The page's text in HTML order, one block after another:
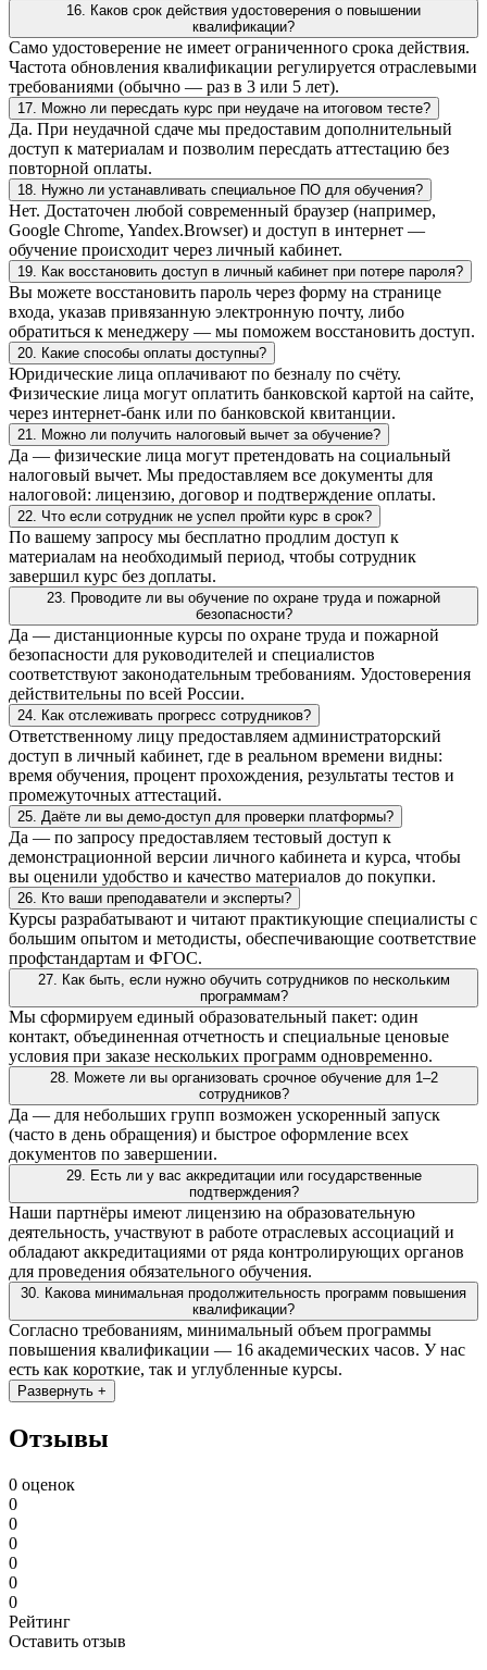
16. Каков срок действия удостоверения о повышении
квалификации?
Само удостоверение не имеет ограниченного срока действия.
Частота обновления квалификации регулируется отраслевыми
требованиями (обычно — раз в 3 или 5 лет).
17. Можно ли пересдать курс при неудаче на итоговом тесте?
Да. При неудачной сдаче мы предоставим дополнительный
доступ к материалам и позволим пересдать аттестацию без
повторной оплаты.
18. Нужно ли устанавливать специальное ПО для обучения?
Нет. Достаточен любой современный браузер (например,
Google Chrome, Yandex.Browser) и доступ в интернет —
обучение происходит через личный кабинет.
19. Как восстановить доступ в личный кабинет при потере пароля?
Вы можете восстановить пароль через форму на странице
входа, указав привязанную электронную почту, либо
обратиться к менеджеру — мы поможем восстановить доступ.
20. Какие способы оплаты доступны?
Юридические лица оплачивают по безналу по счёту.
Физические лица могут оплатить банковской картой на сайте,
через интернет-банк или по банковской квитанции.
21. Можно ли получить налоговый вычет за обучение?
Да — физические лица могут претендовать на социальный
налоговый вычет. Мы предоставляем все документы для
налоговой: лицензию, договор и подтверждение оплаты.
22. Что если сотрудник не успел пройти курс в срок?
По вашему запросу мы бесплатно продлим доступ к
материалам на необходимый период, чтобы сотрудник
завершил курс без доплаты.
23. Проводите ли вы обучение по охране труда и пожарной
безопасности?
Да — дистанционные курсы по охране труда и пожарной
безопасности для руководителей и специалистов
соответствуют законодательным требованиям. Удостоверения
действительны по всей России.
24. Как отслеживать прогресс сотрудников?
Ответственному лицу предоставляем администраторский
доступ в личный кабинет, где в реальном времени видны:
время обучения, процент прохождения, результаты тестов и
промежуточных аттестаций.
25. Даёте ли вы демо-доступ для проверки платформы?
Да — по запросу предоставляем тестовый доступ к
демонстрационной версии личного кабинета и курса, чтобы
вы оценили удобство и качество материалов до покупки.
26. Кто ваши преподаватели и эксперты?
Курсы разрабатывают и читают практикующие специалисты с
большим опытом и методисты, обеспечивающие соответствие
профстандартам и ФГОС.
27. Как быть, если нужно обучить сотрудников по нескольким
программам?
Мы сформируем единый образовательный пакет: один
контакт, объединенная отчетность и специальные ценовые
условия при заказе нескольких программ одновременно.
28. Можете ли вы организовать срочное обучение для 1–2
сотрудников?
Да — для небольших групп возможен ускоренный запуск
(часто в день обращения) и быстрое оформление всех
документов по завершении.
29. Есть ли у вас аккредитации или государственные
подтверждения?
Наши партнёры имеют лицензию на образовательную
деятельность, участвуют в работе отраслевых ассоциаций и
обладают аккредитациями от ряда контролирующих органов
для проведения обязательного обучения.
30. Какова минимальная продолжительность программ повышения
квалификации?
Согласно требованиям, минимальный объем программы
повышения квалификации — 16 академических часов. У нас
есть как короткие, так и углубленные курсы.
Развернуть +
Отзывы
0 оценок
0
0
0
0
0
0
Рейтинг
Оставить отзыв